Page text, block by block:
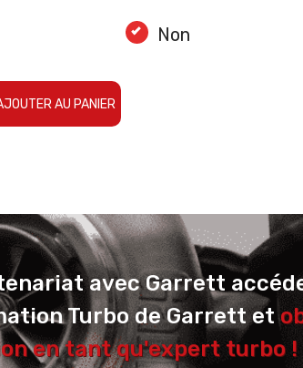
Non
AU PANIER
avec Garrett
Turbo de Garrett et
en tant qu'expert turbo !